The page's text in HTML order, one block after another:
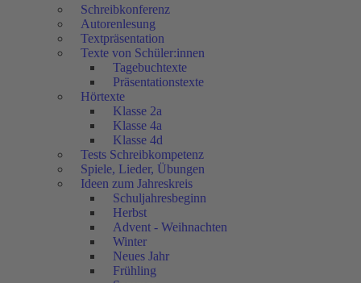
Schreibkonferenz
Autorenlesung
Textpräsentation
Texte von Schüler:innen
Tagebuchtexte
Präsentationstexte
Hörtexte
Klasse 2a
Klasse 4a
Klasse 4d
Tests Schreibkompetenz
Spiele, Lieder, Übungen
Ideen zum Jahreskreis
Schuljahresbeginn
Herbst
Advent - Weihnachten
Winter
Neues Jahr
Frühling